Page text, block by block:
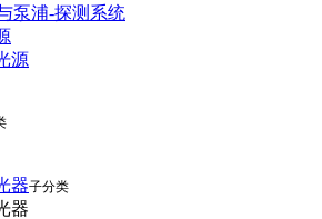
泵浦-探测系统
源
器子分类
器